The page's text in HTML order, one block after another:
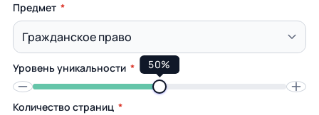
Предмет
Уровень уникальности 50%
Количество страниц